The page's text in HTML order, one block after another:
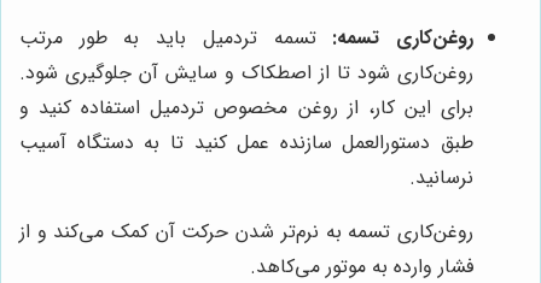
روغن‌کاری تسمه: تسمه تردمیل باید به طور مرتب
روغن‌کاری شود تا از اصطکاک و سایش آن جلوگیری شود.
برای این کار، از روغن مخصوص تردمیل استفاده کنید و
طبق دستورالعمل سازنده عمل کنید تا به دستگاه آسیب
نرسانید.
روغن‌کاری تسمه به نرم‌تر شدن حرکت آن کمک می‌کند و از
فشار وارده به موتور می‌کاهد.